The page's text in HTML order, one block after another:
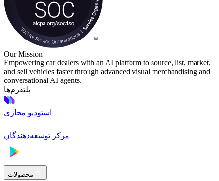
Our Mission
Empowering car dealers with an AI platform to source, list, market,
and sell vehicles faster through advanced visual merchandising and
conversational AI agents.
پلتفرم‌ها
استودیو مجازی
مرکز توسعه‌دهندگان
محصولات